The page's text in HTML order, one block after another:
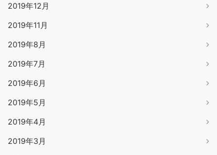
2019年12月
2019年11月
2019年8月
2019年7月
2019年6月
2019年5月
2019年4月
2019年3月